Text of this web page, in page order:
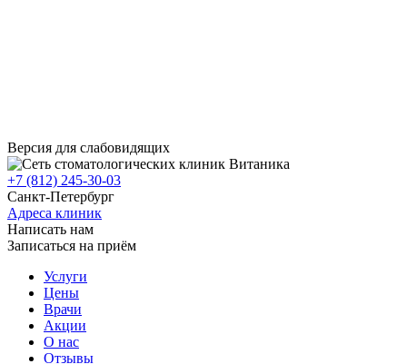
Версия для слабовидящих
+7 (812) 245-30-03
Санкт-Петербург
Адреса клиник
Написать нам
Записаться на приём
Услуги
Цены
Врачи
Акции
О нас
Отзывы